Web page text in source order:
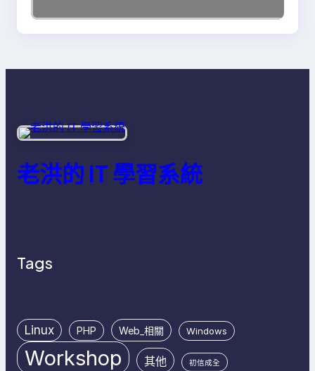
老洪的 IT 學習系統
Tags
Linux PHP Web_相關 Windows
Workshop 其他 初信成全